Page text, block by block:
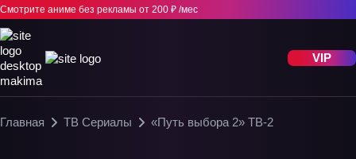
Смотрите аниме без рекламы от 200 ₽ /мес
VIP
Главная ТВ Сериалы «Путь выбора 2» ТВ-2